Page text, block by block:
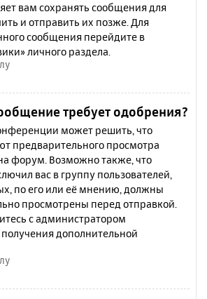
вам сохранять сообщения для
и отправить их позже. Для
сообщения перейдите в
личного раздела.
требует одобрения?
может решить, что
предварительного просмотра
форум. Возможно также, что
вас в группу пользователей,
по его или её мнению, должны
просмотрены перед отправкой.
с администратором
дополнительной